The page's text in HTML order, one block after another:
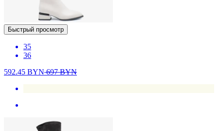
Быстрый просмотр
35
36
592.45 BYN697BYN